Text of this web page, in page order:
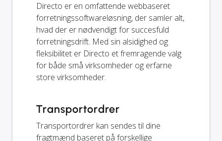
Directo er en omfattende webbaseret
forretningssoftwareløsning, der samler alt,
hvad der er nødvendigt for succesfuld
forretningsdrift. Med sin alsidighed og
fleksibilitet er Directo et fremragende valg
for både små virksomheder og erfarne
store virksomheder.
Transportordrer
Transportordrer kan sendes til dine
fragtmænd baseret på forskellige